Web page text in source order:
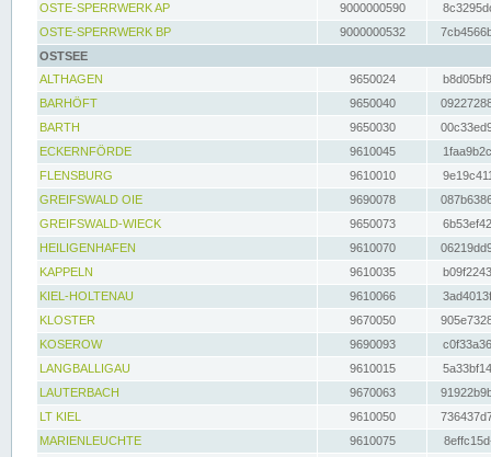
OSTE-SPERRWERK AP
9000000590
OSTE-SPERRWERK BP
9000000532
OSTSEE
ALTHAGEN
9650024
BARHÖFT
9650040
BARTH
9650030
ECKERNFÖRDE
9610045
FLENSBURG
9610010
GREIFSWALD OIE
9690078
GREIFSWALD-WIECK
9650073
HEILIGENHAFEN
9610070
KAPPELN
9610035
KIEL-HOLTENAU
9610066
KLOSTER
9670050
KOSEROW
9690093
LANGBALLIGAU
9610015
LAUTERBACH
9670063
LT KIEL
9610050
MARIENLEUCHTE
9610075